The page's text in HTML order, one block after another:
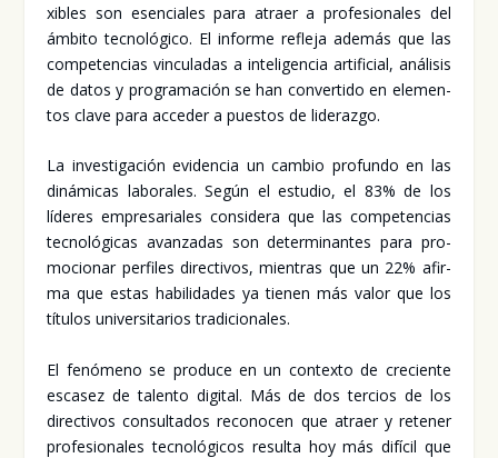
xi­bles son esen­cia­les para atraer a pro­fe­sio­na­les del
ámbi­to tec­no­ló­gi­co. El infor­me refle­ja ade­más que las
com­pe­ten­cias vin­cu­la­das a inte­li­gen­cia arti­fi­cial, aná­li­sis
de datos y pro­gra­ma­ción se han con­ver­ti­do en ele­men­
tos cla­ve para acce­der a pues­tos de lide­raz­go.
La inves­ti­ga­ción evi­den­cia un cam­bio pro­fun­do en las
diná­mi­cas labo­ra­les. Según el estu­dio, el 83% de los
líde­res empre­sa­ria­les con­si­de­ra que las com­pe­ten­cias
tec­no­ló­gi­cas avan­za­das son deter­mi­nan­tes para pro­
mo­cio­nar per­fi­les direc­ti­vos, mien­tras que un 22% afir­
ma que estas habi­li­da­des ya tie­nen más valor que los
títu­los uni­ver­si­ta­rios tra­di­cio­na­les.
El fenó­meno se pro­du­ce en un con­tex­to de cre­cien­te
esca­sez de talen­to digi­tal. Más de dos ter­cios de los
direc­ti­vos con­sul­ta­dos reco­no­cen que atraer y rete­ner
pro­fe­sio­na­les tec­no­ló­gi­cos resul­ta hoy más difí­cil que